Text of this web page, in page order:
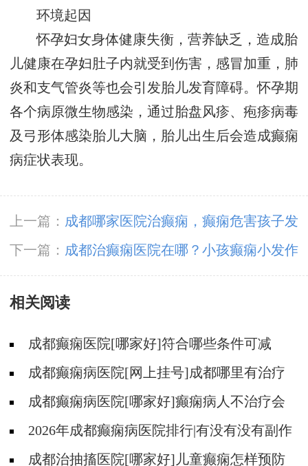
环境起因
怀孕妇女身体健康失衡，营养缺乏，造成胎
儿健康在孕妇肚子内就受到伤害，感冒加重，肺
炎和支气管炎等也会引发胎儿发育障碍。怀孕期
各个病原微生物感染，通过胎盘风疹、疱疹病毒
及弓形体感染胎儿大脑，胎儿出生后会造成癫痫
病症状表现。
上一篇： 成都哪家医院治癫痫，癫痫危害孩子发
育的哪些方面？
下一篇： 成都治癫痫医院在哪？小孩癫痫小发作
有那些症状?
相关阅读
成都癫痫医院[哪家好]符合哪些条件可减
药、停药?
成都癫痫病医院[网上挂号]成都哪里有治疗
癫痫的中医?
成都癫痫病医院[哪家好]癫痫病人不治疗会
怎样?2026年成都癫痫病医院排行|有没有没有副作
用的抗癫痫药物呢？
成都治抽搐医院[哪家好]儿童癫痫怎样预防